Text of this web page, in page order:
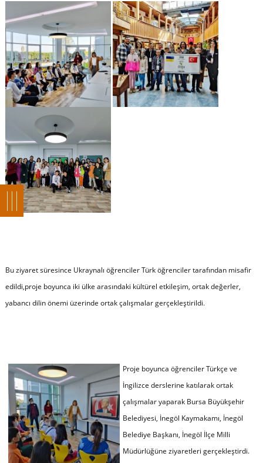
Bu ziyaret süresince Ukraynalı öğrenciler Türk öğrenciler tarafından misafir
edildi,proje boyunca iki ülke arasındaki kültürel etkileşim, ortak değerler,
yabancı dilin önemi üzerinde ortak çalışmalar gerçekleştirildi.
Proje boyunca öğrenciler Türkçe ve
İngilizce derslerine katılarak ortak
çalışmalar yaparak Bursa Büyükşehir
Belediyesi, İnegöl Kaymakamı, İnegöl
Belediye Başkanı, İnegöl İlçe Milli
Müdürlüğüne ziyaretleri gerçekleştirdi.